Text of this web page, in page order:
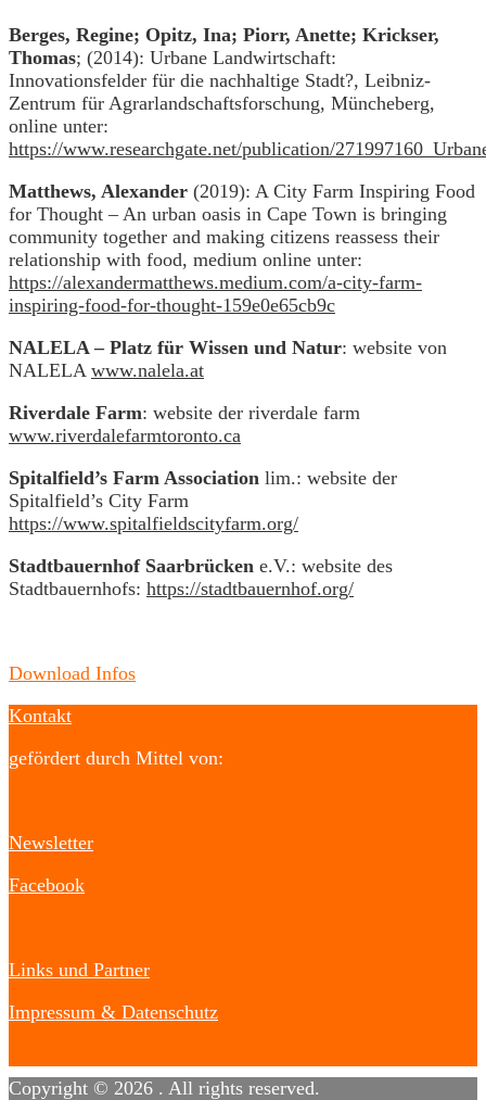
Berges, Regine; Opitz, Ina; Piorr, Anette; Krickser,
Thomas; (2014): Urbane Landwirtschaft:
Innovationsfelder für die nachhaltige Stadt?, Leibniz-
Zentrum für Agrarlandschaftsforschung, Müncheberg,
online unter:
https://www.researchgate.net/publication/
Matthews, Alexander (2019): A City Farm Inspiring Food
for Thought – An urban oasis in Cape Town is bringing
community together and making citizens reassess their
relationship with food, medium online unter:
https://alexandermatthews.medium.com/a-city-farm-
inspiring-food-for-thought-159e0e65cb9c
NALELA – Platz für Wissen und Natur: website von
NALELA www.nalela.at
Riverdale Farm: website der riverdale farm
www.riverdalefarmtoronto.ca
Spitalfield’s Farm Association lim.: website der
Spitalfield’s City Farm
https://www.spitalfieldscityfarm.org/
Stadtbauernhof Saarbrücken e.V.: website des
Stadtbauernhofs: https://stadtbauernhof.org/
Download Infos
Kontakt
gefördert durch Mittel von:
Newsletter
Facebook
Links und Partner
Impressum & Datenschutz
Copyright © 2026 . All rights reserved.